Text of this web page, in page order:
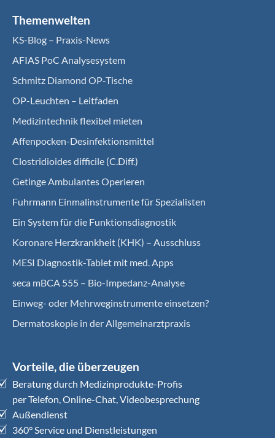
Themenwelten
KS-Blog – Praxis-News
AFIAS PoC Analysesystem
Schmitz Diamond OP-Tische
OP-Leuchten – Leitfaden
Medizintechnik flexibel mieten
Affenpocken-Desinfektionsmittel
Clostridioides difficile (C.Diff.)
Getinge Ambulantes Operieren
Fuhrmann Einmalinstrumente für Spezialisten
Ein System für die Funktionsdiagnostik
Koro­nare Herz­krank­heit (KHK) – Ausschluss
MESI Diagnostik-Tablet mit med. Apps
seca mBCA 555 – Bio-Impedanz-Analyse
Einweg- oder Mehrweginstrumente einsetzen?
Dermatoskopie in der Allgemeinarztpraxis
Vorteile, die überzeugen
Beratung durch Medizinprodukte-Profis
per Telefon, Online-Chat, Videobesprechung
Außendienst
360° Service und Dienstleistungen